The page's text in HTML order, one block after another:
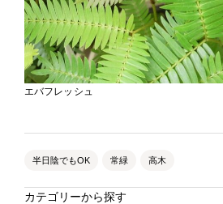
エバフレッシュ
半日陰でもOK 常緑 高木
カテゴリーから探す